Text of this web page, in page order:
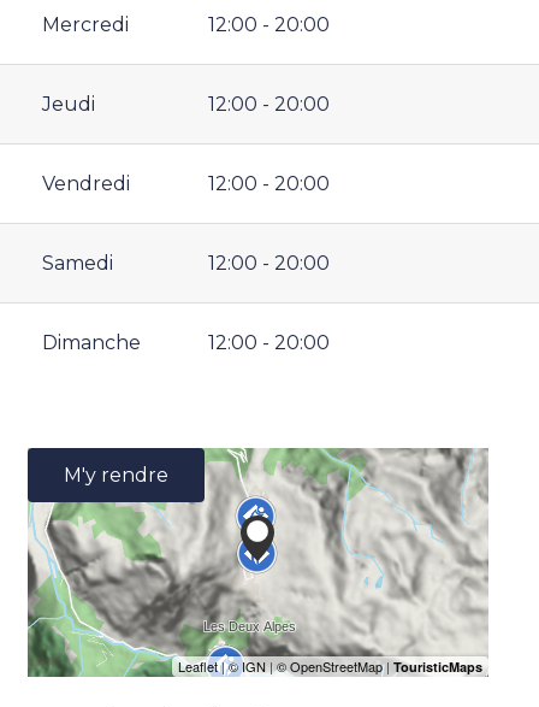
Mercredi 12:00 - 20:00
Jeudi 12:00 - 20:00
Vendredi 12:00 - 20:00
Samedi 12:00 - 20:00
Dimanche 12:00 - 20:00
M'y rendre